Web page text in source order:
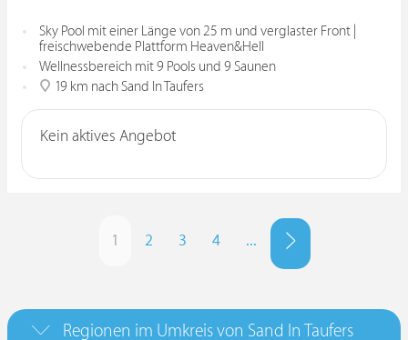
Sky Pool mit einer Länge von 25 m und verglaster Front |
freischwebende Plattform Heaven&Hell
Wellnessbereich mit 9 Pools und 9 Saunen
19 km nach Sand In Taufers
Kein aktives Angebot
1 2 3 4 ...
Regionen im Umkreis von Sand In Taufers